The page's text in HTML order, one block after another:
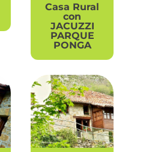
Casa Rural
con
JACUZZI
PARQUE
PONGA